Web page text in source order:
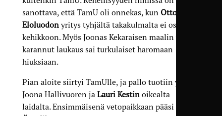
sanottava, että TamU oli onnekas, kun Otto
Eloluodon yritys tyhjältä takakulmalta ei osunut
kehikkoon. Myös Joonas Kekaraisen maalin yli
karannut laukaus sai turkulaiset haromaan
hiuksiaan.
Pian aloite siirtyi TamUlle, ja pallo tuotiin ylös
Joona Hallivuoren ja Lauri Kestin oikealta
laidalta. Ensimmäisenä vetopaikkaan pääsi